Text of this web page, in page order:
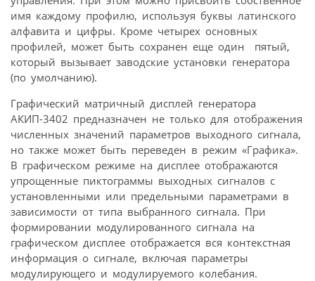
имя каждому профилю, используя буквы латинского
алфавита и цифры. Кроме четырех основных
профилей, может быть сохранен еще один  пятый,
который вызывает заводские установки генератора
(по умолчанию).
Графический матричный дисплей генератора
АКИП-3402 предназначен не только для отображения
численных значений параметров выходного сигнала,
но также может быть переведен в режим «Графика».
В графическом режиме на дисплее отображаются
упрощенные пиктограммы выходных сигналов с
установленными или предельными параметрами в
зависимости от типа выбранного сигнала. При
формировании модулированного сигнала на
графическом дисплее отображается вся контекстная
информация о сигнале, включая параметры
модулирующего и модулируемого колебания.